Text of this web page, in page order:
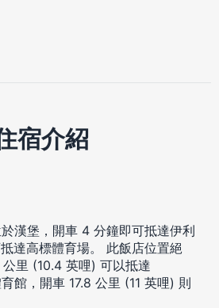
宿介紹
漢堡，開車 4 分鐘即可抵達伊利
達高標體育場。 此飯店位置絕
里 (10.4 英哩) 可以抵達
館，開車 17.8 公里 (11 英哩) 則